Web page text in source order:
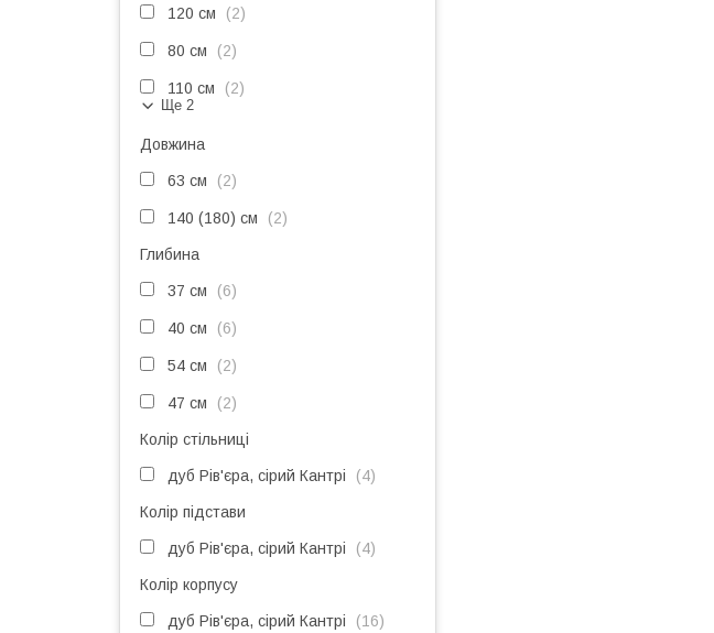
120 см 2
80 см 2
110 см 2
Ще 2
Довжина
63 см 2
140 (180) см 2
Глибина
37 см 6
40 см 6
54 см 2
47 см 2
Колір стільниці
дуб Рів'єра, сірий Кантрі 4
Колір підстави
дуб Рів'єра, сірий Кантрі 4
Колір корпусу
дуб Рів'єра, сірий Кантрі 16